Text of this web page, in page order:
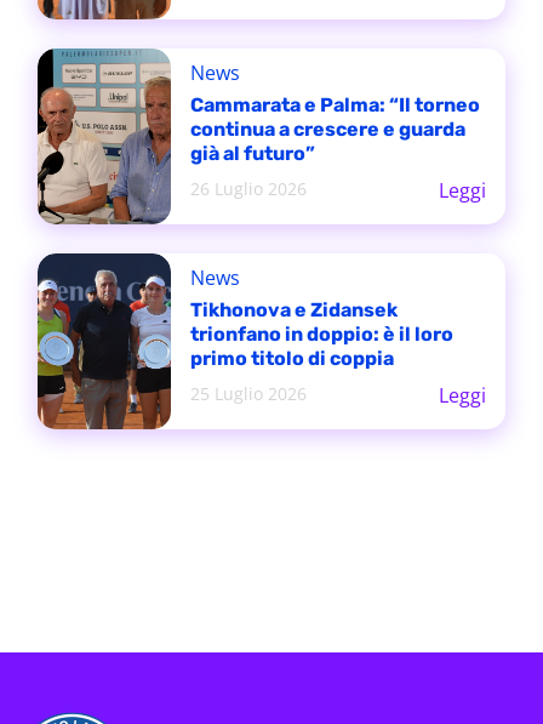
News
Cammarata e Palma: “Il torneo
continua a crescere e guarda
già al futuro”
26 Luglio 2026
Leggi
News
Tikhonova e Zidansek
trionfano in doppio: è il loro
primo titolo di coppia
25 Luglio 2026
Leggi